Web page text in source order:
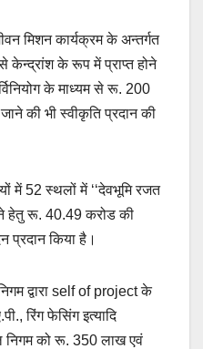
मिशन कार्यक्रम के अन्तर्गत
केन्द्रांश के रूप में प्राप्त होने
के माध्यम से रू. 200
की भी स्वीकृति प्रदान की
में 52 स्थलों में ‘‘देवभूमि रजत
हेतु रू. 40.49 करोड की
प्रदान किया है।
द्वारा self of project के
रिंग फेसिंग इत्यादि
निगम को रू. 350 लाख एवं